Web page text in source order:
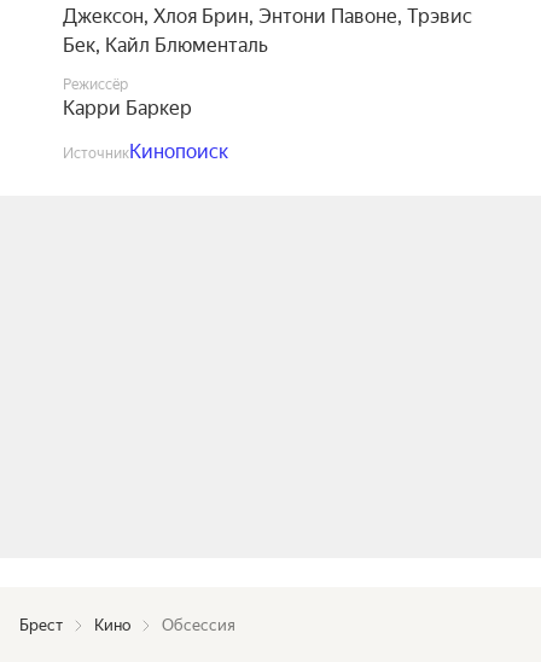
Джексон, Хлоя Брин, Энтони Павоне, Трэвис
Бек, Кайл Блюменталь
Режиссёр
Карри Баркер
ИсточникКинопоиск
Брест Кино Обсессия